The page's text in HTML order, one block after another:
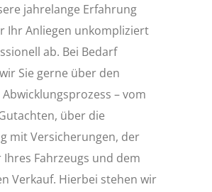
jahrelange Erfahrung
Ihr Anliegen unkompliziert
ab. Bei Bedarf
Sie gerne über den
– vom
über die
mit Versicherungen, der
Ihres Fahrzeugs und dem
Verkauf. Hierbei stehen wir